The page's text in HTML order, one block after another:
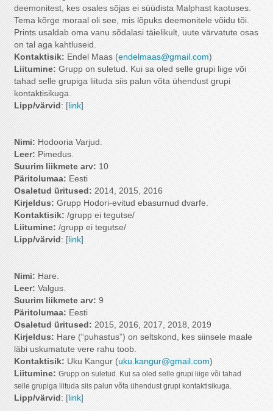
deemonitest, kes osales sõjas ei süüdista Malphast kaotuses.
Tema kõrge moraal oli see, mis lõpuks deemonitele võidu tõi.
Prints usaldab oma vanu sõdalasi täielikult, uute värvatute osas
on tal aga kahtluseid.
Kontaktisik: Endel Maas (endelmaas@gmail.com)
Liitumine: Grupp on suletud. Kui sa oled selle grupi liige või
tahad selle grupiga liituda siis palun võta ühendust grupi
kontaktisikuga.
Lipp/värvid : [link]
Nimi:Hodooria Varjud.
Leer:Pimedus.
Suurim liikmete arv: 10
Päritolumaa: Eesti
Osaletud üritused: 2014, 2015, 2016
Kirjeldus:Grupp Hodori-evitud ebasurnud dvarfe.
Kontaktisik: /grupp ei tegutse/
Liitumine: /grupp ei tegutse/
Lipp/värvid : [link]
Nimi:Hare.
Leer:Valgus.
Suurim liikmete arv: 9
Päritolumaa: Eesti
Osaletud üritused: 2015, 2016, 2017, 2018, 2019
Kirjeldus: Hare (“puhastus”) on seltskond, kes siinsele maale
läbi uskumatute vere rahu toob.
Kontaktisik: Uku Kangur (uku.kangur@gmail.com)
Liitumine: Grupp on suletud. Kui sa oled selle grupi liige või tahad
selle grupiga liituda siis palun võta ühendust grupi kontaktisikuga.
Lipp/värvid : [link]